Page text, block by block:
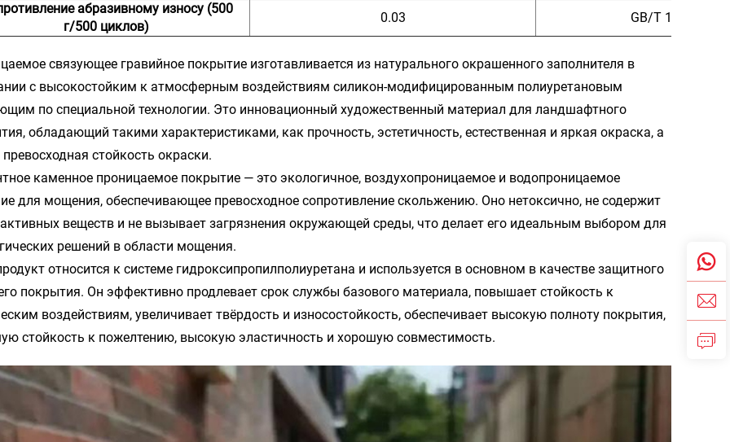
абразивному износу (500
г/500 циклов)
0.03 GB/T 1768-2006
связующее гравийное покрытие изготавливается из натурального окрашенного заполнителя в
с высокостойким к атмосферным воздействиям силикон-модифицированным полиуретановым
по специальной технологии. Это инновационный художественный материал для ландшафтного
обладающий такими характеристиками, как прочность, эстетичность, естественная и яркая окраска, а
стойкость окраски.
каменное проницаемое покрытие — это экологичное, воздухопроницаемое и водопроницаемое
для мощения, обеспечивающее превосходное сопротивление скольжению. Оно нетоксично, не содержит
веществ и не вызывает загрязнения окружающей среды, что делает его идеальным выбором для
решений в области мощения.
относится к системе гидроксипропилполиуретана и используется в основном в качестве защитного
покрытия. Он эффективно продлевает срок службы базового материала, повышает стойкость к
воздействиям, увеличивает твёрдость и износостойкость, обеспечивает высокую полноту покрытия,
стойкость к пожелтению, высокую эластичность и хорошую совместимость.